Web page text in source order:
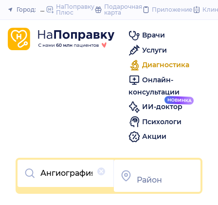
to
Закрыть
Город: ОмскНаПоправку
Плюс
Подарочная
карта
Приложение
Врачи
Услуги
Диагностика
Онлайн-
консультации
ИИ-доктор
Психологи
Акции
Очистить